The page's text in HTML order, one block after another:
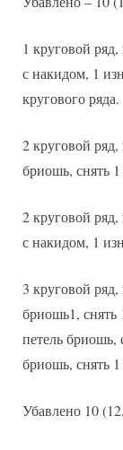
1 круговой
с накидом, 1
кругового ряда.
2 круговой
бриошь, снять
2 круговой
с накидом, 1
3 круговой
бриошь1, снять
петель бриошь,
бриошь, снять
Убавлено 10